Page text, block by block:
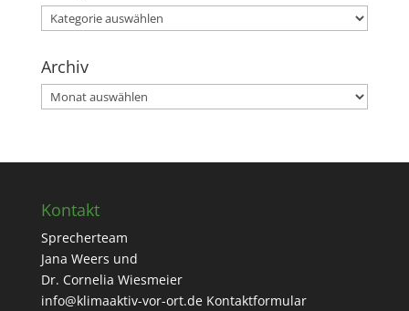
Kategorien
Archiv
Archiv
Kontakt
Sprecherteam
Jana Weers und
Dr. Cornelia Wiesmeier
info@klimaaktiv-vor-ort.de Kontaktformular